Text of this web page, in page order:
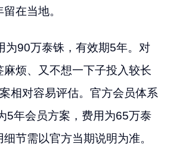
在当地。
为90万泰铢，有效期5年。对
烦、又不想一下子投入较长
相对容易评估。官方会员体系
5年会员方案，费用为65万泰
节需以官方当期说明为准。